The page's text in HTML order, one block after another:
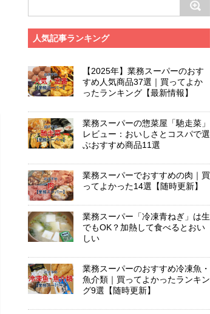
人気記事ランキング
【2025年】業務スーパーのおす
すめ人気商品37選｜買ってよか
ったランキング【最新情報】
業務スーパーの惣菜屋「馳走菜」
レビュー：おいしさとコスパで選
ぶおすすめ商品11選
業務スーパーでおすすめの肉｜買
ってよかった14選【随時更新】
業務スーパー「冷凍青ねぎ」は生
でもOK？加熱して食べるとおい
しい
業務スーパーのおすすめ冷凍魚・
魚介類｜買ってよかったランキン
グ9選【随時更新】